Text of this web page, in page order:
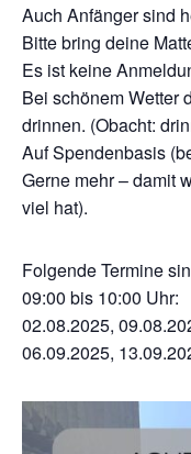
Auch Anfänger sind
Bitte bring deine
Es ist keine
Bei schönem Wetter
drinnen. (Obacht:
Auf Spendenbasis
Gerne mehr – damit
viel hat).
Folgende Termine
09:00 bis 10:00 Uhr:
02.08.2025,
06.09.2025,